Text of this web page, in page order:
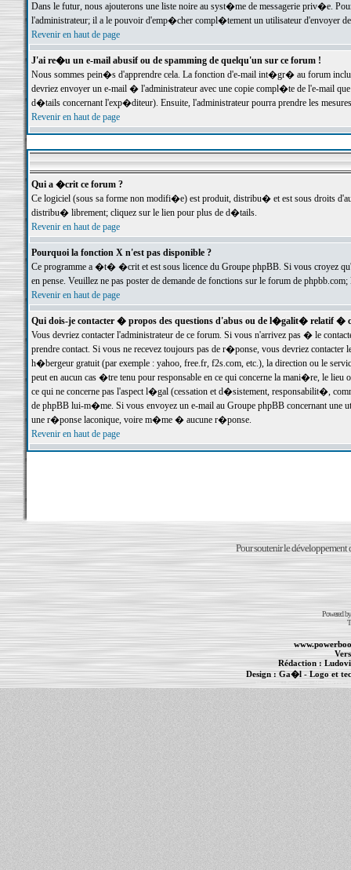
Dans le futur, nous ajouterons une liste noire au syst�me de messagerie priv�e.
l'administrateur; il a le pouvoir d'emp�cher compl�tement un utilisateur d'envoyer
Revenir en haut de page
J'ai re�u un e-mail abusif ou de spamming de quelqu'un sur ce forum !
Nous sommes pein�s d'apprendre cela. La fonction d'e-mail int�gr� au forum inclut
devriez envoyer un e-mail � l'administrateur avec une copie compl�te de l'e-mail
d�tails concernant l'exp�diteur). Ensuite, l'administrateur pourra prendre les
Revenir en haut de page
Qui a �crit ce forum ?
Ce logiciel (sous sa forme non modifi�e) est produit, distribu� et est sous droits
distribu� librement; cliquez sur le lien pour plus de d�tails.
Revenir en haut de page
Pourquoi la fonction X n'est pas disponible ?
Ce programme a �t� �crit et est sous licence du Groupe phpBB. Si vous croyez
en pense. Veuillez ne pas poster de demande de fonctions sur le forum de
Revenir en haut de page
Qui dois-je contacter � propos des questions d'abus ou de l�galit� relatif �
Vous devriez contacter l'administrateur de ce forum. Si vous n'arrivez pas � le
prendre contact. Si vous ne recevez toujours pas de r�ponse, vous devriez
h�bergeur gratuit (par exemple : yahoo, free.fr, f2s.com, etc.), la direction ou le
peut en aucun cas �tre tenu pour responsable en ce qui concerne la mani�re, le
ce qui ne concerne pas l'aspect l�gal (cessation et d�sistement, responsabilit�,
de phpBB lui-m�me. Si vous envoyez un e-mail au Groupe phpBB concernant une
une r�ponse laconique, voire m�me � aucune r�ponse.
Revenir en haut de page
Pour soutenir le développement
Powered
Rédaction :
Design :Ga�l- Logo et
Informations :